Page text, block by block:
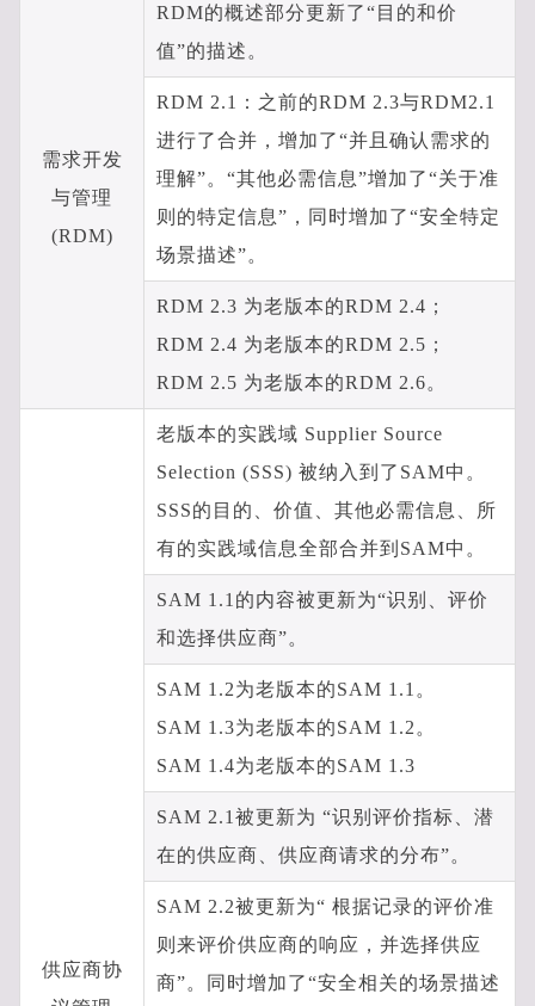
需求开发
与管理
(RDM)
RDM的概述部分更新了“目的和价
值”的描述。
RDM 2.1：之前的RDM 2.3与RDM2.1
进行了合并，增加了“并且确认需求的
理解”。“其他必需信息”增加了“关于准
则的特定信息”，同时增加了“安全特定
场景描述”。
RDM 2.3 为老版本的RDM 2.4；
RDM 2.4 为老版本的RDM 2.5；
RDM 2.5 为老版本的RDM 2.6。
供应商协
老版本的实践域 Supplier Source
Selection (SSS) 被纳入到了SAM中。
SSS的目的、价值、其他必需信息、所
有的实践域信息全部合并到SAM中。
SAM 1.1的内容被更新为“识别、评价
和选择供应商”。
SAM 1.2为老版本的SAM 1.1。
SAM 1.3为老版本的SAM 1.2。
SAM 1.4为老版本的SAM 1.3
SAM 2.1被更新为 “识别评价指标、潜
在的供应商、供应商请求的分布”。
SAM 2.2被更新为“ 根据记录的评价准
则来评价供应商的响应，并选择供应
商”。同时增加了“安全相关的场景描述